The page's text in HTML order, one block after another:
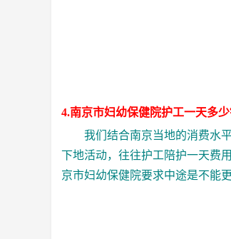
4.南京市妇幼保健院护工一天多少
我们结合南京当地的消费水平
下地活动，往往护工陪护一天费
京市妇幼保健院要求中途是不能